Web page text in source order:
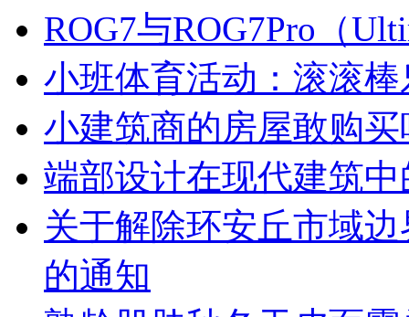
ROG7与ROG7Pro（
小班体育活动：滚滚
小建筑商的房屋敢购
端部设计在现代建筑
关于解除环安丘市域
的通知